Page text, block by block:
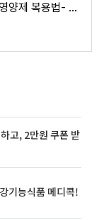
영양제별 복용법 (올바른 영양제 복용법- 영양제도 알고 먹자.)